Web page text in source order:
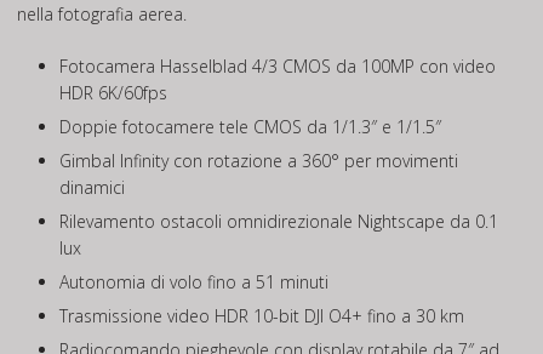
nella fotografia aerea.
Fotocamera Hasselblad 4/3 CMOS da 100MP con video
HDR 6K/60fps
Doppie fotocamere tele CMOS da 1/1.3″ e 1/1.5″
Gimbal Infinity con rotazione a 360° per movimenti
dinamici
Rilevamento ostacoli omnidirezionale Nightscape da 0.1
lux
Autonomia di volo fino a 51 minuti
Trasmissione video HDR 10-bit DJI O4+ fino a 30 km
Radiocomando pieghevole con display rotabile da 7″ ad